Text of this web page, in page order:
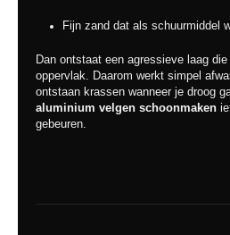
Fijn zand dat als schuurmiddel
Dan ontstaat een agressieve laag
oppervlak. Daarom werkt simpel
ontstaan krassen wanneer je droog
aluminium velgen schoonmaken
gebeuren.